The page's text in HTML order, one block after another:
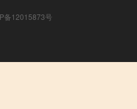
备12015873号